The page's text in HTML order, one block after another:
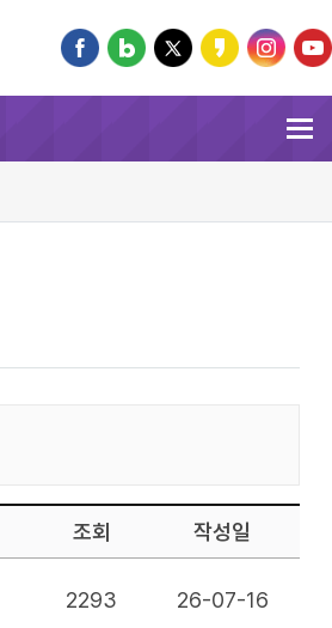
조회 작성일
2293 26-07-16